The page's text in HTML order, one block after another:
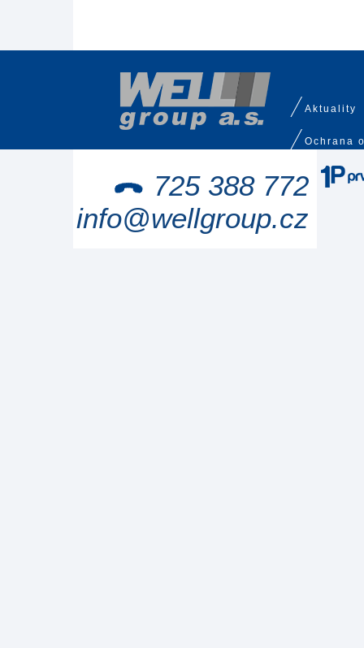
Aktuality
Ochrana
725 388 772
info@wellgroup.cz